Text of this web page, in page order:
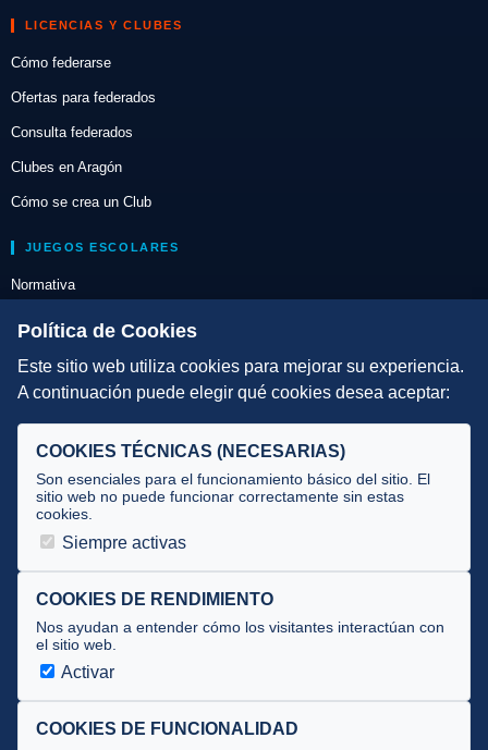
LICENCIAS Y CLUBES
Cómo federarse
Ofertas para federados
Consulta federados
Clubes en Aragón
Cómo se crea un Club
JUEGOS ESCOLARES
Normativa
Escuelas de Triatlón
DIRECCIÓN TÉCNICA
Selecciones
Tecnificación
JUECES Y OFICIALES
Documentos
Cursos
Circulares oficiales
Convocatorias y Equipaciones
Política de Cookies
Este sitio web utiliza cookies para mejorar su experiencia.
A continuación puede elegir qué cookies desea aceptar:
COOKIES TÉCNICAS (NECESARIAS)
Son esenciales para el funcionamiento básico del sitio. El
sitio web no puede funcionar correctamente sin estas
cookies.
Siempre activas
COOKIES DE RENDIMIENTO
Nos ayudan a entender cómo los visitantes interactúan con
el sitio web.
Activar
COOKIES DE FUNCIONALIDAD